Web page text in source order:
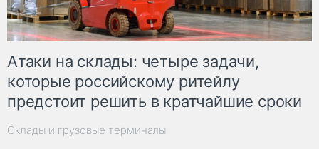
Атаки на склады: четыре задачи,
которые российскому ритейлу
предстоит решить в кратчайшие сроки
Склады и грузовые терминалы